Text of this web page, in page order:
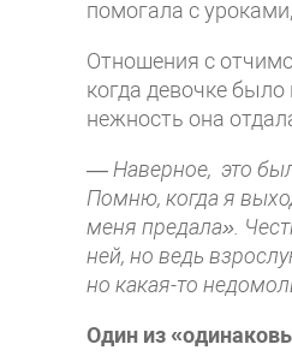
помогала с
Отношения с
когда девочке
нежность она
— Наверное, это
Помню, когда я
меня предала».
ней, но ведь
но какая-то
Один из